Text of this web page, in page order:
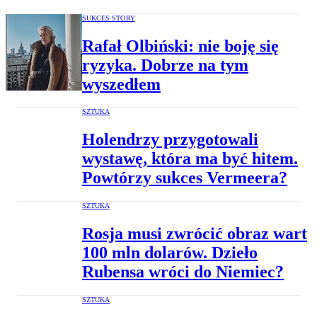
SUKCES STORY
Rafał Olbiński: nie boję się
ryzyka. Dobrze na tym
wyszedłem
SZTUKA
Holendrzy przygotowali
wystawę, która ma być hitem.
Powtórzy sukces Vermeera?
SZTUKA
Rosja musi zwrócić obraz wart
100 mln dolarów. Dzieło
Rubensa wróci do Niemiec?
SZTUKA